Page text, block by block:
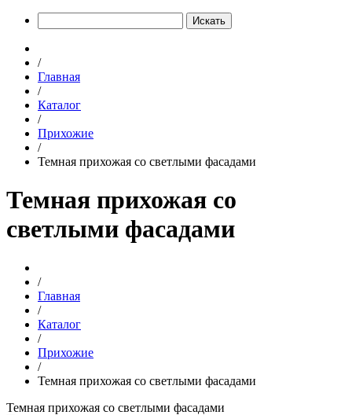
Искать
/
Главная
/
Каталог
/
Прихожие
/
Темная прихожая со светлыми фасадами
Темная прихожая со
светлыми фасадами
/
Главная
/
Каталог
/
Прихожие
/
Темная прихожая со светлыми фасадами
Темная прихожая со светлыми фасадами